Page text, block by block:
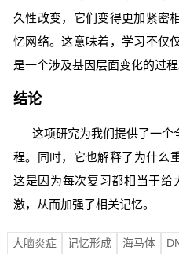
久性改变，它们变得更加紧密
忆网络。这意味着，学习不仅
是一个涉及基因层面变化的过程
结论
这项研究为我们提供了一个
程。同时，它也解释了为什
这是因为每次复习都相当于给
激，从而加强了相关记忆。
大脑炎症 记忆形成 海马体